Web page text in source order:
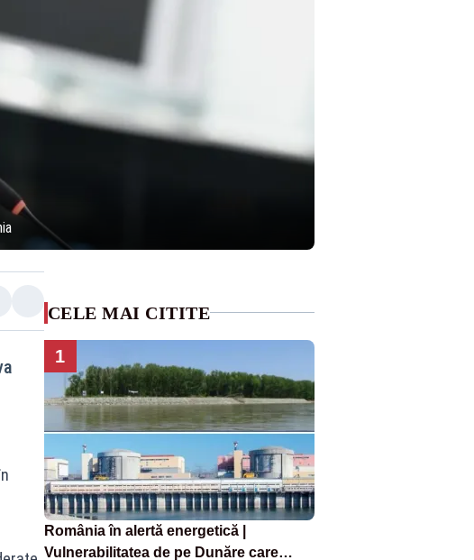
CELE MAI CITITE
1
România în alertă energetică |
Vulnerabilitatea de pe Dunăre care